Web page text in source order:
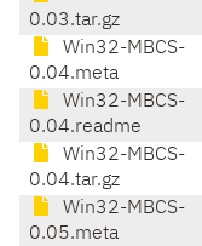
0.03.tar.gz
Win32-MBCS-
0.04.meta
Win32-MBCS-
0.04.readme
Win32-MBCS-
0.04.tar.gz
Win32-MBCS-
0.05.meta